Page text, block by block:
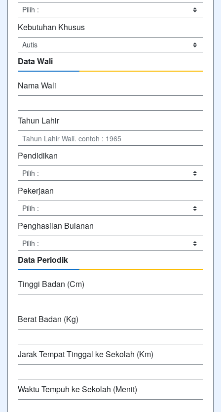
Kebutuhan Khusus
Data Wali
Nama Wali
Tahun Lahir
Pendidikan
Pekerjaan
Penghasilan Bulanan
Data Periodik
Tinggi Badan (Cm)
Berat Badan (Kg)
Jarak Tempat Tinggal ke Sekolah (Km)
Waktu Tempuh ke Sekolah (Menit)